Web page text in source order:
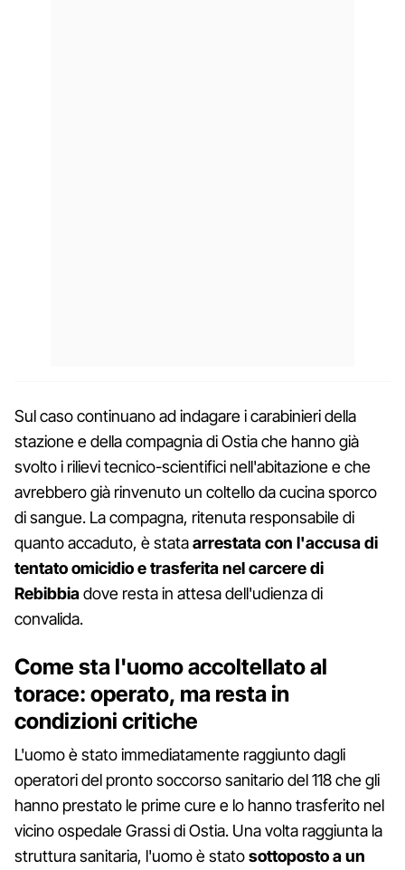
Sul caso continuano ad indagare i carabinieri della
stazione e della compagnia di Ostia che hanno già
svolto i rilievi tecnico-scientifici nell'abitazione e che
avrebbero già rinvenuto un coltello da cucina sporco
di sangue. La compagna, ritenuta responsabile di
quanto accaduto, è stataarrestata con l'accusa di
tentato omicidio e trasferita nel carcere di
Rebibbiadove resta in attesa dell'udienza di
convalida.
Come sta l'uomo accoltellato al
torace: operato, ma resta in
condizioni critiche
L'uomo è stato immediatamente raggiunto dagli
operatori del pronto soccorso sanitario del 118 che gli
hanno prestato le prime cure e lo hanno trasferito nel
vicino ospedale Grassi di Ostia. Una volta raggiunta la
struttura sanitaria, l'uomo è statosottoposto a un